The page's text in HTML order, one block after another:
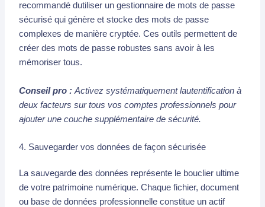
recommandé dutiliser un gestionnaire de mots de passe
sécurisé qui génère et stocke des mots de passe
complexes de manière cryptée. Ces outils permettent de
créer des mots de passe robustes sans avoir à les
mémoriser tous.
Conseil pro : Activez systématiquement lautentification à
deux facteurs sur tous vos comptes professionnels pour
ajouter une couche supplémentaire de sécurité.
4. Sauvegarder vos données de façon sécurisée
La sauvegarde des données représente le bouclier ultime
de votre patrimoine numérique. Chaque fichier, document
ou base de données professionnelle constitue un actif